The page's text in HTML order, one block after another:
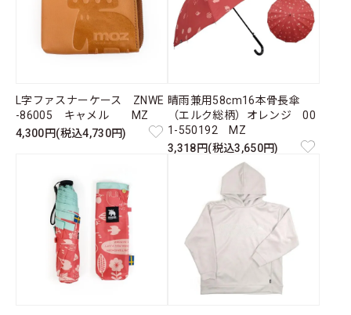
L字ファスナーケース ZNWE
-86005 キャメル MZ
4,300円(税込4,730円)
晴雨兼用58cm16本骨長傘
（エルク総柄）オレンジ 00
1-550192 MZ
3,318円(税込3,650円)